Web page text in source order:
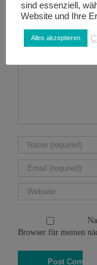
Leave A
Browser für meinen
sind essenziell,
Website und Ihre
Alles akzeptieren